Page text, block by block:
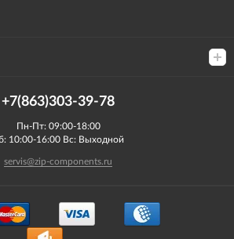
+7(863)303-39-78
Пн-Пт: 09:00-18:00
10:00-16:00 Вс: Выходной
servis@zip-components.ru